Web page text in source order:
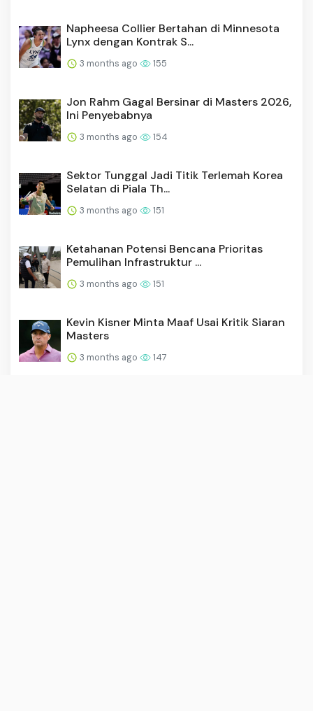
Napheesa Collier Bertahan di Minnesota
Lynx dengan Kontrak S...
3 months ago 155
Jon Rahm Gagal Bersinar di Masters 2026,
Ini Penyebabnya
3 months ago 154
Sektor Tunggal Jadi Titik Terlemah Korea
Selatan di Piala Th...
3 months ago 151
Ketahanan Potensi Bencana Prioritas
Pemulihan Infrastruktur ...
3 months ago 151
Kevin Kisner Minta Maaf Usai Kritik Siaran
Masters
3 months ago 147